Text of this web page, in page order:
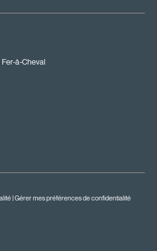
à-Cheval
Gérer mes préférences de confidentialité